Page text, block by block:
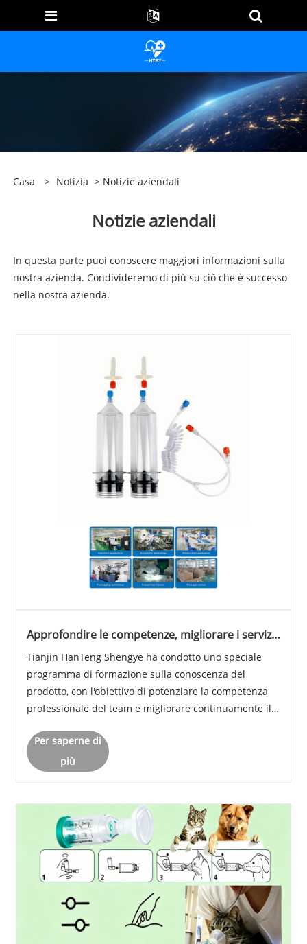
Casa > Notizia > Notizie aziendali
Notizie aziendali
In questa parte puoi conoscere maggiori informazioni sulla
nostra azienda. Condivideremo di più su ciò che è successo
nella nostra azienda.
Approfondire le competenze, migliorare i servizi
organizza uno speciale corso di empowerment
sulla conoscenza del prodotto per il suo team
aziendale principale.
Tianjin HanTeng Shengye ha condotto uno speciale
programma di formazione sulla conoscenza del
prodotto, con l'obiettivo di potenziare la competenza
professionale del team e migliorare continuamente il
Per saperne di
più